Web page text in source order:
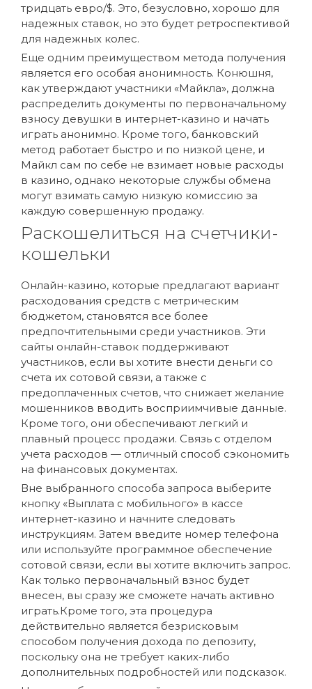
тридцать евро/$. Это, безусловно, хорошо для
надежных ставок, но это будет ретроспективой
для надежных колес.
Еще одним преимуществом метода получения
является его особая анонимность. Конюшня,
как утверждают участники «Майкла», должна
распределить документы по первоначальному
взносу девушки в интернет-казино и начать
играть анонимно. Кроме того, банковский
метод работает быстро и по низкой цене, и
Майкл сам по себе не взимает новые расходы
в казино, однако некоторые службы обмена
могут взимать самую низкую комиссию за
каждую совершенную продажу.
Раскошелиться на счетчики-
кошельки
Онлайн-казино, которые предлагают вариант
расходования средств с метрическим
бюджетом, становятся все более
предпочтительными среди участников. Эти
сайты онлайн-ставок поддерживают
участников, если вы хотите внести деньги со
счета их сотовой связи, а также с
предоплаченных счетов, что снижает желание
мошенников вводить восприимчивые данные.
Кроме того, они обеспечивают легкий и
плавный процесс продажи. Связь с отделом
учета расходов — отличный способ сэкономить
на финансовых документах.
Вне выбранного способа запроса выберите
кнопку «Выплата с мобильного» в кассе
интернет-казино и начните следовать
инструкциям. Затем введите номер телефона
или используйте программное обеспечение
сотовой связи, если вы хотите включить запрос.
Как только первоначальный взнос будет
внесен, вы сразу же сможете начать активно
играть.Кроме того, эта процедура
действительно является безрисковым
способом получения дохода по депозиту,
поскольку она не требует каких-либо
дополнительных подробностей или подсказок.